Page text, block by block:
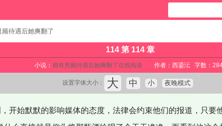
频待遇后她爽翻了
114 第 114 章
小说： 拥有男频待遇后她爽翻了在线阅读作者：西鎏沄 字数：
设置字体大小： 大 中 小 夜晚模式
开始默默的影响媒体的态度，法律会约束他们的报道，只要